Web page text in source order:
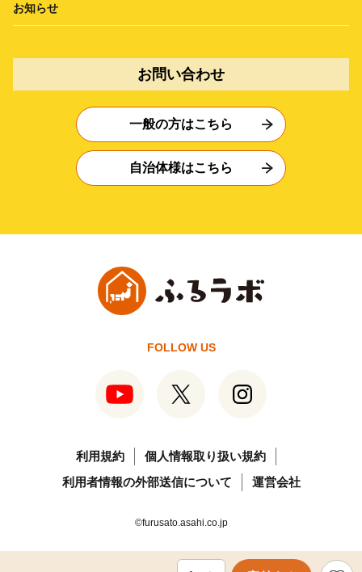
お知らせ
お問い合わせ
一般の方はこちら
自治体様はこちら
FOLLOW US
利用規約
個人情報取り扱い規約
利用者情報の外部送信について
運営会社
©furusato.asahi.co.jp